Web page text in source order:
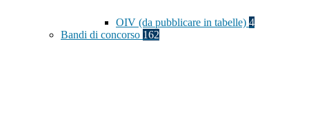
OIV (da pubblicare in tabelle) 4
Bandi di concorso 162